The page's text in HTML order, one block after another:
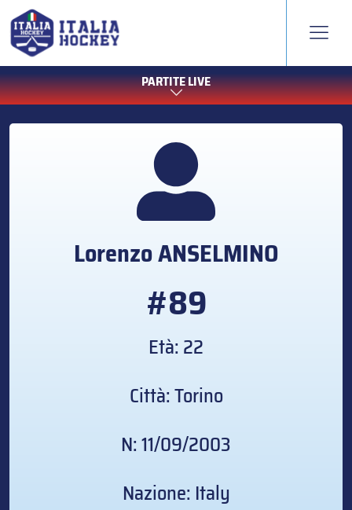
PARTITE LIVE
LorenzoANSELMINO
#89
Età: 22
Città: Torino
N: 11/09/2003
Nazione: Italy